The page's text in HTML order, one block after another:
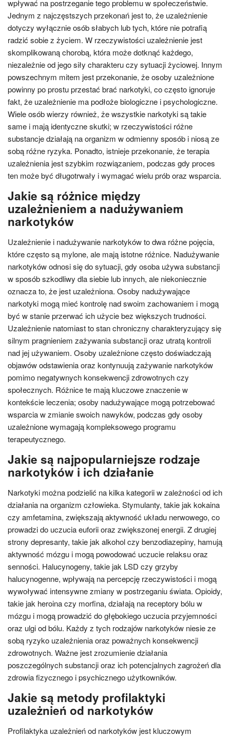
wpływać na postrzeganie tego problemu w społeczeństwie.
Jednym z najczęstszych przekonań jest to, że uzależnienie
dotyczy wyłącznie osób słabych lub tych, które nie potrafią
radzić sobie z życiem. W rzeczywistości uzależnienie jest
skomplikowaną chorobą, która może dotknąć każdego,
niezależnie od jego siły charakteru czy sytuacji życiowej. Innym
powszechnym mitem jest przekonanie, że osoby uzależnione
powinny po prostu przestać brać narkotyki, co często ignoruje
fakt, że uzależnienie ma podłoże biologiczne i psychologiczne.
Wiele osób wierzy również, że wszystkie narkotyki są takie
same i mają identyczne skutki; w rzeczywistości różne
substancje działają na organizm w odmienny sposób i niosą ze
sobą różne ryzyka. Ponadto, istnieje przekonanie, że terapia
uzależnienia jest szybkim rozwiązaniem, podczas gdy proces
ten może być długotrwały i wymagać wielu prób oraz wsparcia.
Jakie są różnice między
uzależnieniem a nadużywaniem
narkotyków
Uzależnienie i nadużywanie narkotyków to dwa różne pojęcia,
które często są mylone, ale mają istotne różnice. Nadużywanie
narkotyków odnosi się do sytuacji, gdy osoba używa substancji
w sposób szkodliwy dla siebie lub innych, ale niekoniecznie
oznacza to, że jest uzależniona. Osoby nadużywające
narkotyki mogą mieć kontrolę nad swoim zachowaniem i mogą
być w stanie przerwać ich użycie bez większych trudności.
Uzależnienie natomiast to stan chroniczny charakteryzujący się
silnym pragnieniem zażywania substancji oraz utratą kontroli
nad jej używaniem. Osoby uzależnione często doświadczają
objawów odstawienia oraz kontynuują zażywanie narkotyków
pomimo negatywnych konsekwencji zdrowotnych czy
społecznych. Różnice te mają kluczowe znaczenie w
kontekście leczenia; osoby nadużywające mogą potrzebować
wsparcia w zmianie swoich nawyków, podczas gdy osoby
uzależnione wymagają kompleksowego programu
terapeutycznego.
Jakie są najpopularniejsze rodzaje
narkotyków i ich działanie
Narkotyki można podzielić na kilka kategorii w zależności od ich
działania na organizm człowieka. Stymulanty, takie jak kokaina
czy amfetamina, zwiększają aktywność układu nerwowego, co
prowadzi do uczucia euforii oraz zwiększonej energii. Z drugiej
strony depresanty, takie jak alkohol czy benzodiazepiny, hamują
aktywność mózgu i mogą powodować uczucie relaksu oraz
senności. Halucynogeny, takie jak LSD czy grzyby
halucynogenne, wpływają na percepcję rzeczywistości i mogą
wywoływać intensywne zmiany w postrzeganiu świata. Opioidy,
takie jak heroina czy morfina, działają na receptory bólu w
mózgu i mogą prowadzić do głębokiego uczucia przyjemności
oraz ulgi od bólu. Każdy z tych rodzajów narkotyków niesie ze
sobą ryzyko uzależnienia oraz poważnych konsekwencji
zdrowotnych. Ważne jest zrozumienie działania
poszczególnych substancji oraz ich potencjalnych zagrożeń dla
zdrowia fizycznego i psychicznego użytkowników.
Jakie są metody profilaktyki
uzależnień od narkotyków
Profilaktyka uzależnień od narkotyków jest kluczowym